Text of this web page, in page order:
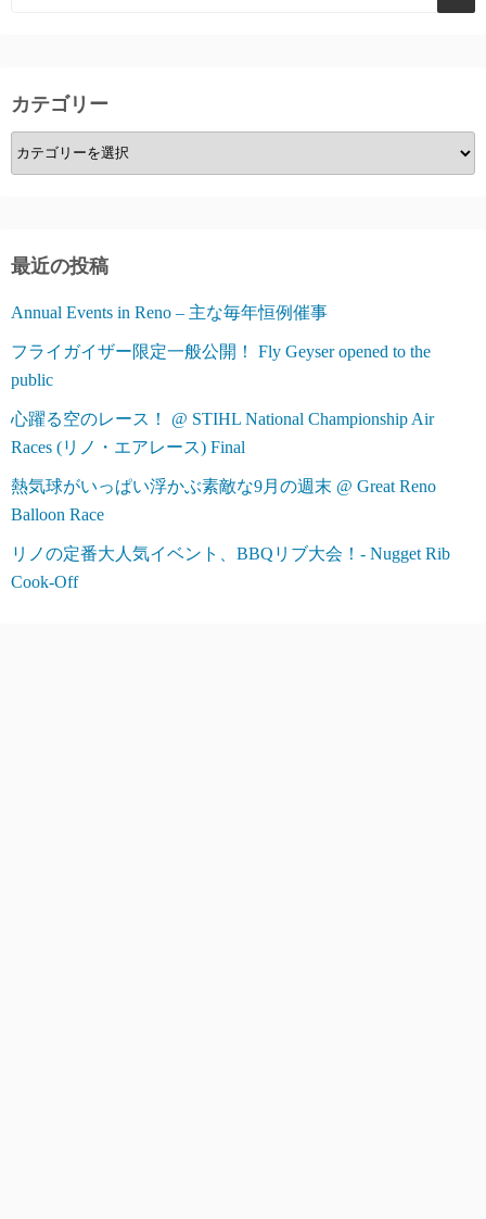
カテゴリー
カ
テ
ー
最近の投稿
Annual Events in Reno – 主な毎年恒例催事
フライガイザー限定一般公開！ Fly Geyser opened to the
public
心躍る空のレース！ @ STIHL National Championship Air
Races (リノ・エアレース) Final
熱気球がいっぱい浮かぶ素敵な9月の週末 @ Great Reno
Balloon Race
リノの定番大人気イベント、BBQリブ大会！- Nugget Rib
Cook-Off